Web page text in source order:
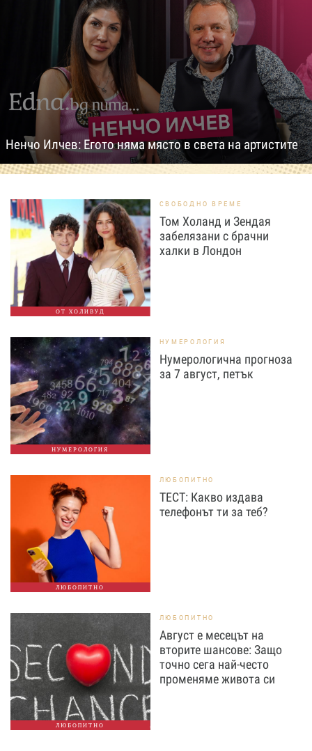
Ненчо Илчев: Егото няма място в света на артистите
ОТ ХОЛИВУД
СВОБОДНО ВРЕМЕ
Том Холанд и Зендая
забелязани с брачни
халки в Лондон
НУМЕРОЛОГИЯ
НУМЕРОЛОГИЯ
Нумерологична прогноза
за 7 август, петък
ЛЮБОПИТНО
ЛЮБОПИТНО
ТЕСТ: Какво издава
телефонът ти за теб?
ЛЮБОПИТНО
ЛЮБОПИТНО
Август е месецът на
вторите шансове: Защо
точно сега най-често
променяме живота си